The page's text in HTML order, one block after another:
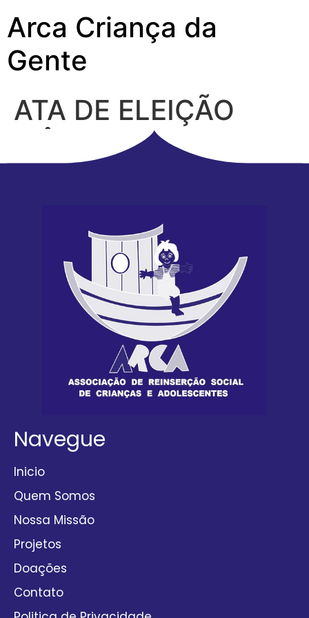
Arca Criança da
Gente
ATA DE ELEIÇÃO
BIÊNIO 2025-2026
Navegue
Inicio
Quem Somos
Nossa Missão
Projetos
Doações
Contato